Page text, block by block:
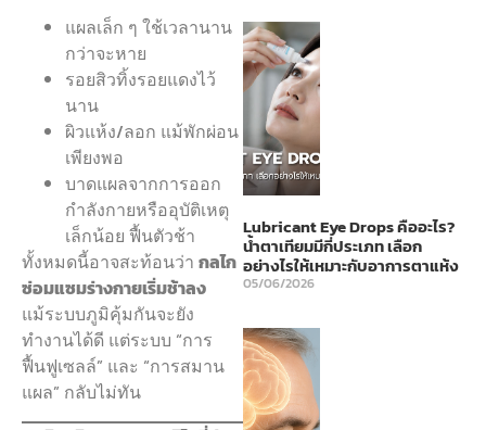
แผลเล็ก ๆ ใช้เวลานาน
กว่าจะหาย
รอยสิวทิ้งรอยแดงไว้
นาน
ผิวแห้ง/ลอก แม้พักผ่อน
เพียงพอ
บาดแผลจากการออก
กำลังกายหรืออุบัติเหตุ
เล็กน้อย ฟื้นตัวช้า
ทั้งหมดนี้อาจสะท้อนว่า กลไก
ซ่อมแซมร่างกายเริ่มช้าลง
แม้ระบบภูมิคุ้มกันจะยัง
ทำงานได้ดี แต่ระบบ “การ
ฟื้นฟูเซลล์” และ “การสมาน
แผล” กลับไม่ทัน
Lubricant Eye Drops คืออะไร?
น้ำตาเทียมมีกี่ประเภท เลือก
อย่างไรให้เหมาะกับอาการตาแห้ง
05/06/2026